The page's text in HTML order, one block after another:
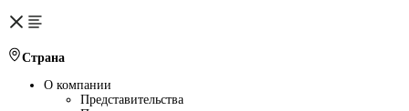
Страна
О компании
Представительства